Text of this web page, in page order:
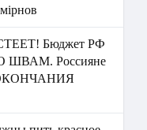
Бюджет РФ
Россияне